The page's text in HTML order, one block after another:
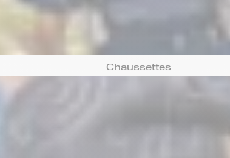
Chaussettes